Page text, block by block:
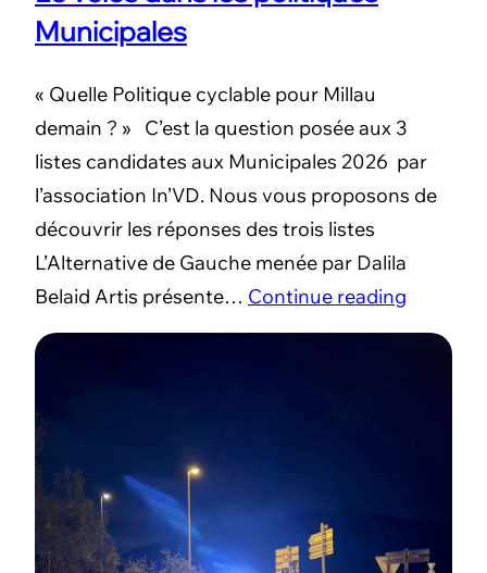
Municipales
« Quelle Politique cyclable pour Millau
demain ? » C’est la question posée aux 3
listes candidates aux Municipales 2026 par
l’association In’VD. Nous vous proposons de
découvrir les réponses des trois listes
L’Alternative de Gauche menée par Dalila
Belaid Artis présente… Continue reading